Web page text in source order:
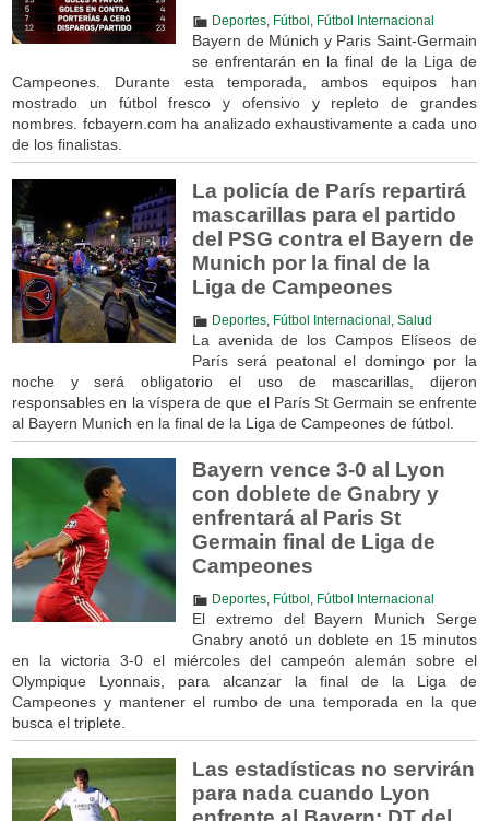
Deportes, Fútbol Fútbol Internacional
Bayern de Múnich y Paris Saint-Germain
se enfrentarán en la final de la Liga de
Campeones. Durante esta temporada, ambos equipos han
mostrado un fútbol fresco y ofensivo y repleto de grandes
nombres. fcbayern.com ha analizado exhaustivamente a cada uno
de los finalistas.
La policía de París repartirá
mascarillas para el partido
del PSG contra el Bayern de
Munich por la final de la
Liga de Campeones
Deportes, Fútbol Internacional Salud
La avenida de los Campos Elíseos de
París será peatonal el domingo por la
noche y será obligatorio el uso de mascarillas, dijeron
responsables en la víspera de que el París St Germain se enfrente
al Bayern Munich en la final de la Liga de Campeones de fútbol.
Bayern vence 3-0 al Lyon
con doblete de Gnabry y
enfrentará al Paris St
Germain final de Liga de
Campeones
Deportes, Fútbol Fútbol Internacional
El extremo del Bayern Munich Serge
Gnabry anotó un doblete en 15 minutos
en la victoria 3-0 el miércoles del campeón alemán sobre el
Olympique Lyonnais, para alcanzar la final de la Liga de
Campeones y mantener el rumbo de una temporada en la que
busca el triplete.
Las estadísticas no servirán
para nada cuando Lyon